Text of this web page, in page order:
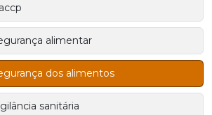
alimentar
dos alimentos
sanitária